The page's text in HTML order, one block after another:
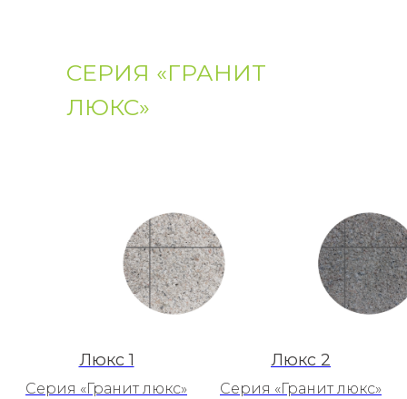
СЕРИЯ «ГРАНИТ
ЛЮКС»
Люкс 1
Серия «Гранит люкс»
Люкс 2
Серия «Гранит люкс»